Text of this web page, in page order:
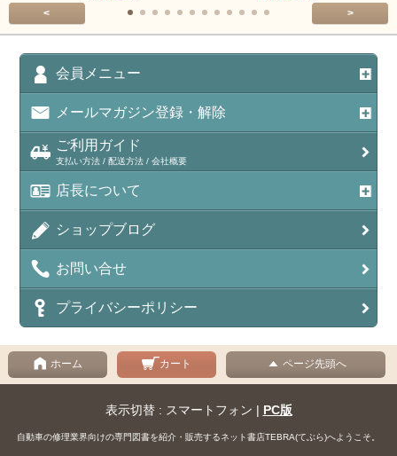
< >
会員メニュー
メールマガジン登録・解除
ご利用ガイド
支払い方法 / 配送方法 / 会社概要
店長について
ショップブログ
お問い合せ
プライバシーポリシー
ホーム カート ページ先頭へ
表示切替 : スマートフォン | PC版
自動車の修理業界向けの専門図書を紹介・販売するネット書店TEBRA(てぶら)へようこそ。